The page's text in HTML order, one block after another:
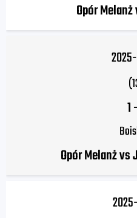
Opór
1-
Opór Melanż